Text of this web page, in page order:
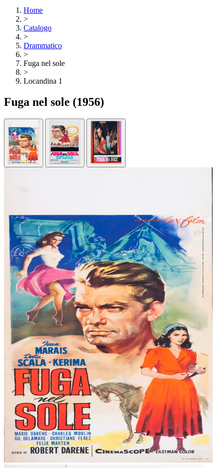
Home
>
Catalogo
>
Drammatico
>
Fuga nel sole
>
Locandina 1
Fuga nel sole (1956)